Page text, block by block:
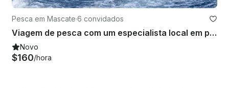
Pesca em Mascate·6 convidados
Viagem de pesca com um especialista local em pesca de Omã
Novo
$160/hora